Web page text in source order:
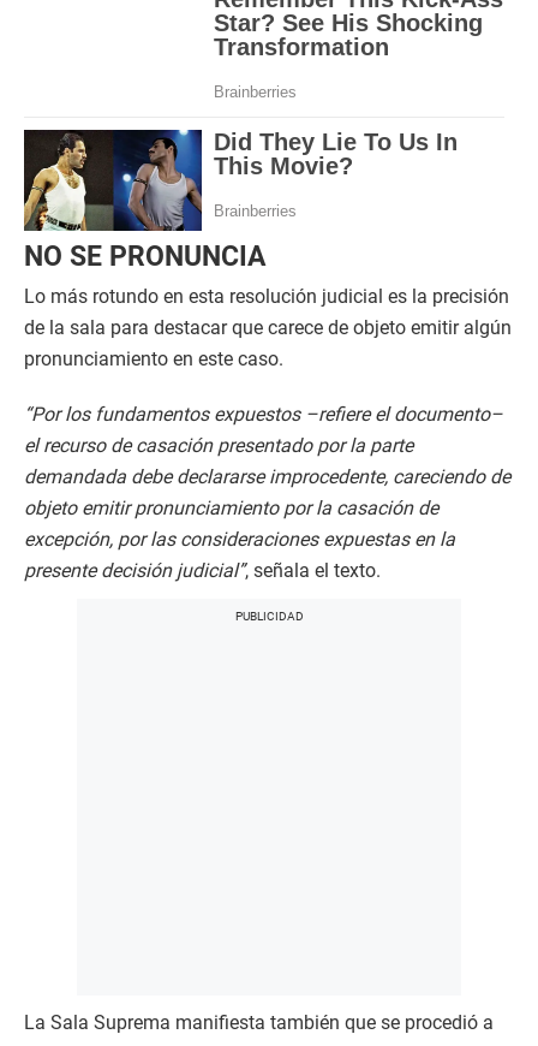
NO SE PRONUNCIA
Lo más rotundo en esta resolución judicial es la precisión
de la sala para destacar que carece de objeto emitir algún
pronunciamiento en este caso.
“Por los fundamentos expuestos –refiere el documento–
el recurso de casación presentado por la parte
demandada debe declararse improcedente, careciendo de
objeto emitir pronunciamiento por la casación de
excepción, por las consideraciones expuestas en la
presente decisión judicial”, señala el texto.
La Sala Suprema manifiesta también que se procedió a